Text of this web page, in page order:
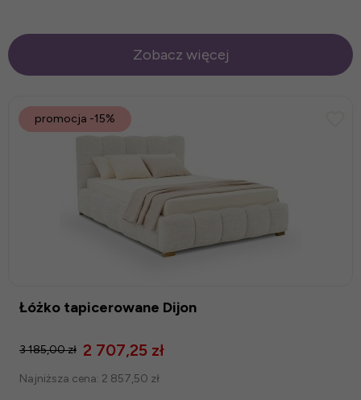
Zobacz więcej
Łóżko tapicerowane Dijon
2 707,25 zł
3 185,00 zł
Najniższa cena: 2 857,50 zł
promocja -15%